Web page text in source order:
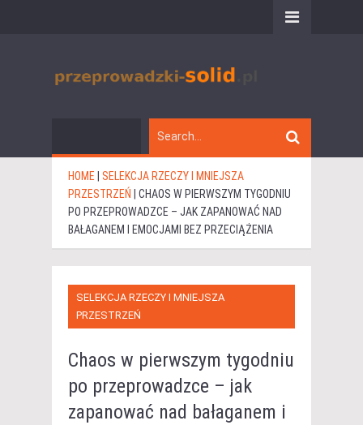
HOME SELEKCJA RZECZY I MNIEJSZA
PRZESTRZEŃ
CHAOS W PIERWSZYM TYGODNIU
PO PRZEPROWADZCE – JAK ZAPANOWAĆ NAD
BAŁAGANEM I EMOCJAMI BEZ PRZECIĄŻENIA
SELEKCJA RZECZY I MNIEJSZA
PRZESTRZEŃ
Chaos w pierwszym tygodniu
po przeprowadzce – jak
zapanować nad bałaganem i